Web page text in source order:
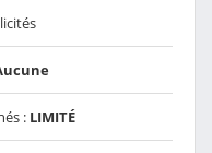
: LIMITÉ